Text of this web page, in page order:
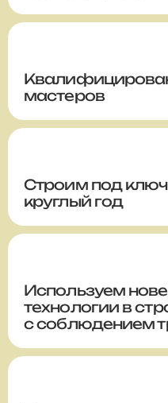
мастеров
Строим под ключ
круглый год
Используем
технологии в
с соблюдением